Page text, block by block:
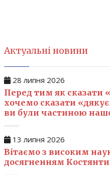
Актуальні новини
28 липня 2026
Перед тим як сказати
хочемо сказати
ви були частиною
13 липня 2026
Вітаємо з високим
досягненням